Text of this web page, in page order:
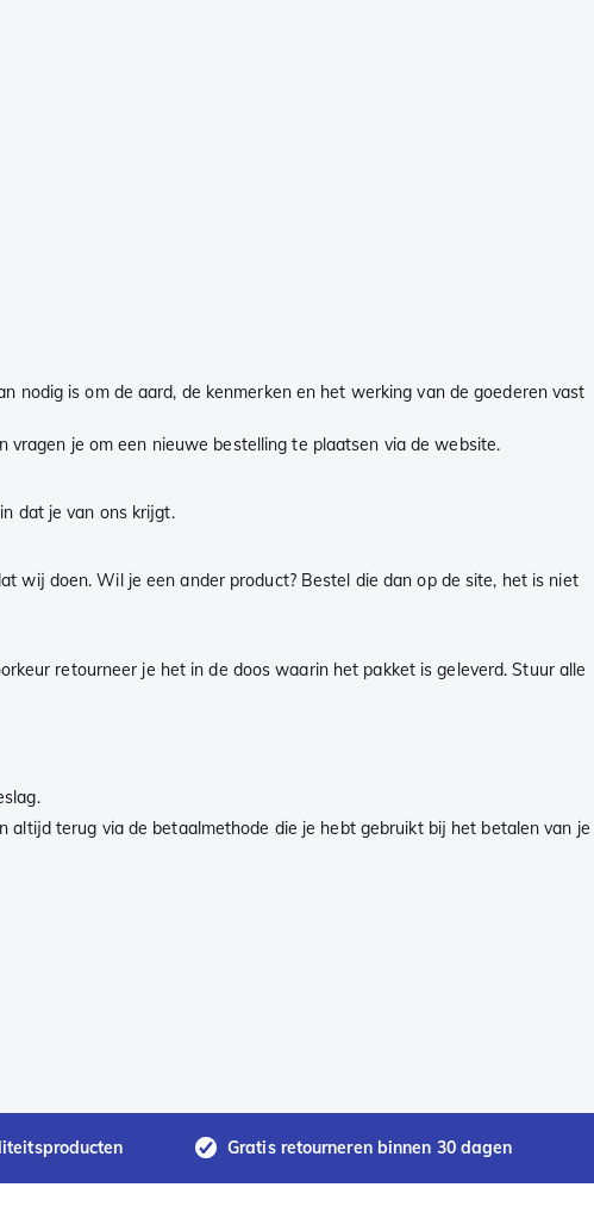
nodig is om de aard, de kenmerken en het werking van de goederen vast
je om een nieuwe bestelling te plaatsen via de website.
dat je van ons krijgt.
wij doen. Wil je een ander product? Bestel die dan op de site, het is niet
retourneer je het in de doos waarin het pakket is geleverd. Stuur alle
terug via de betaalmethode die je hebt gebruikt bij het betalen van je
Gratis retourneren binnen 30 dagen